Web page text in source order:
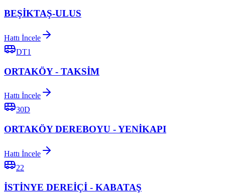
BEŞİKTAŞ-ULUS
Hattı İncele
DT1
ORTAKÖY - TAKSİM
Hattı İncele
30D
ORTAKÖY DEREBOYU - YENİKAPI
Hattı İncele
22
İSTİNYE DEREİÇİ - KABATAŞ